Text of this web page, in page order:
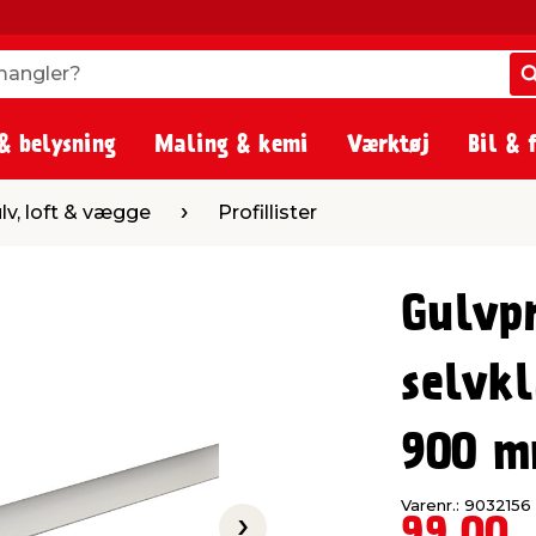
belysning Maling & kemi Værktøj Bil &
Profillister
loft & vægge Profillister
900
Varenr.: 9032156